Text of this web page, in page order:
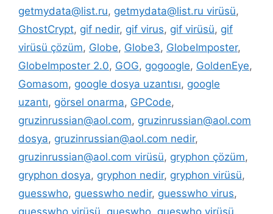
getmydata@list.ru, getmydata@list.ru virüsü,
GhostCrypt, gif nedir, gif virus, gif virüsü, gif
virüsü çözüm, Globe, Globe3, GlobeImposter,
GlobeImposter 2.0, GOG, gogoogle, GoldenEye,
Gomasom, google dosya uzantısı, google
uzantı, görsel onarma, GPCode,
gruzinrussian@aol.com, gruzinrussian@aol.com
dosya, gruzinrussian@aol.com nedir,
gruzinrussian@aol.com virüsü, gryphon çözüm,
gryphon dosya, gryphon nedir, gryphon virüsü,
guesswho, guesswho nedir, guesswho virus,
guesswho virüsü, gueswho, gueswho virüsü,